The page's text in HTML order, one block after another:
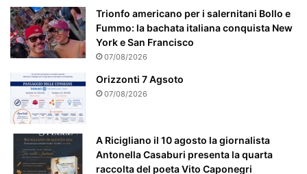
e
a
t
t
n
z
o
t
Trionfo americano per i salernitani Bollo e
Fummo: la bachata italiana conquista New
York e San Francisco
07/08/2026
Orizzonti 7 Agsoto
07/08/2026
A Ricigliano il 10 agosto la giornalista
Antonella Casaburi presenta la quarta
raccolta del poeta Vito Caponegri